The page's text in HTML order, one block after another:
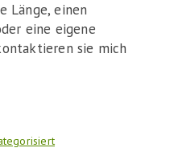
Länge, einen
eine eigene
sie mich